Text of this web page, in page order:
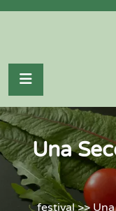
Skip
Una
festival>>